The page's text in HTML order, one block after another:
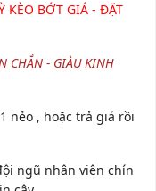
KÈO BỚT GIÁ - ĐẶT
CHẮN - GIÀU KINH
nẻo , hoặc trả giá rồi
ngũ nhân viên chín